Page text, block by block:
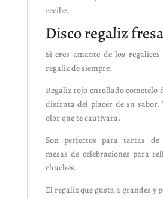
recibe.
Disco regaliz fresa
Si eres amante de los
regaliz de siempre.
Regaliz rojo enrollado cometelo
disfruta del placer de su sabor.
olor que te cautivara.
Son perfectos para tartas de
mesas de celebraciones para
chuches.
El regaliz que gusta a grandes y